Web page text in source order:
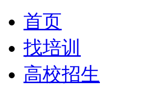
首页
找培训
高校招生